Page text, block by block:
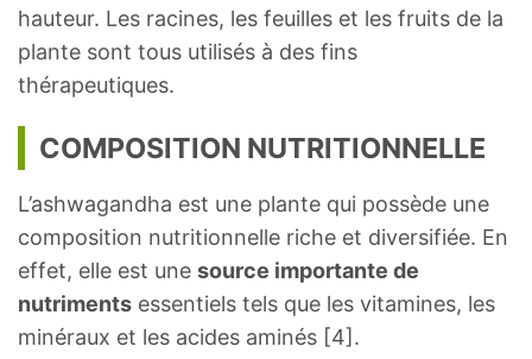
hauteur. Les racines, les feuilles et les fruits de la
plante sont tous utilisés à des fins
thérapeutiques.
COMPOSITION NUTRITIONNELLE
L’ashwagandha est une plante qui possède une
composition nutritionnelle riche et diversifiée. En
effet, elle est une source importante de
nutriments essentiels tels que les vitamines, les
minéraux et les acides aminés [4].